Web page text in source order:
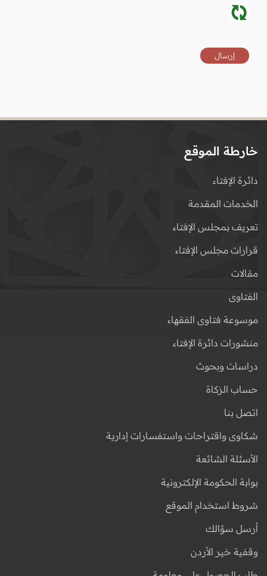
خارطة الموقع
دائرة الإفتاء
الخدمات المقدمة
تعريف بمجلس الإفتاء
قرارات مجلس الإفتاء
مقالات
الفتاوى
موسوعة فتاوى الفقهاء
منشورات دائرة الإفتاء
دراسات وبحوث
حساب الزكاة
اتصل بنا
شكاوى واقتراحات واستفسارات إدارية
الأسئلة الشائعة
بوابة الحكومة الإلكترونية
شروط استخدام الموقع
أرسل سؤالك
وقفية خير الأردن